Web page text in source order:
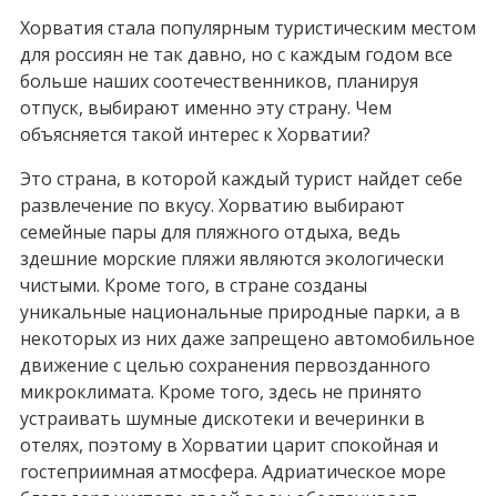
Хорватия стала популярным туристическим местом
для россиян не так давно, но с каждым годом все
больше наших соотечественников, планируя
отпуск, выбирают именно эту страну. Чем
объясняется такой интерес к Хорватии?
Это страна, в которой каждый турист найдет себе
развлечение по вкусу. Хорватию выбирают
семейные пары для пляжного отдыха, ведь
здешние морские пляжи являются экологически
чистыми. Кроме того, в стране созданы
уникальные национальные природные парки, а в
некоторых из них даже запрещено автомобильное
движение с целью сохранения первозданного
микроклимата. Кроме того, здесь не принято
устраивать шумные дискотеки и вечеринки в
отелях, поэтому в Хорватии царит спокойная и
гостеприимная атмосфера. Адриатическое море